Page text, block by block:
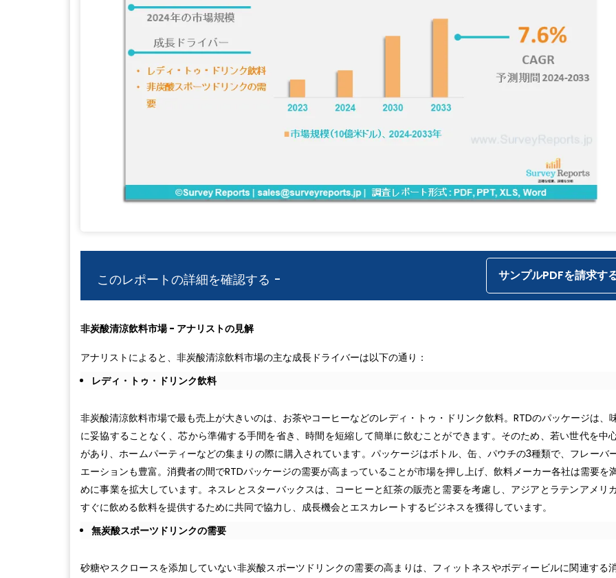
このレポートの詳細を確認する - サンプルPDFを請求す
非炭酸清涼飲料市場 - アナリストの見解
アナリストによると、非炭酸清涼飲料市場の主な成長ドライバーは以下の通り：
レディ・トゥ・ドリンク飲料
非炭酸清涼飲料市場で最も売上が大きいのは、お茶やコーヒーなどのレディ・トゥ・ドリンク飲料。RTDのパッケージは、
に妥協することなく、芯から準備する手間を省き、時間を短縮して簡単に飲むことができます。そのため、若い世代を中
があり、ホームパーティーなどの集まりの際に購入されています。パッケージはボトル、缶、パウチの3種類で、フレーバ
エーションも豊富。消費者の間でRTDパッケージの需要が高まっていることが市場を押し上げ、飲料メーカー各社は需要を
めに事業を拡大しています。ネスレとスターバックスは、コーヒーと紅茶の販売と需要を考慮し、アジアとラテンアメリ
すぐに飲める飲料を提供するために共同で協力し、成長機会とエスカレートするビジネスを獲得しています。
無炭酸スポーツドリンクの需要
砂糖やスクロースを添加していない非炭酸スポーツドリンクの需要の高まりは、フィットネスやボディービルに関連する